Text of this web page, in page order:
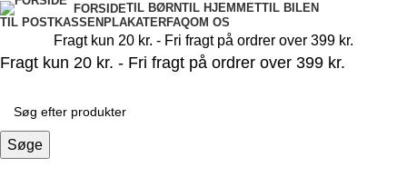
FORSIDETIL BØRNTIL HJEMMETTIL BILEN
TIL POSTKASSEN PLAKATERFAQOM OS
Fragt kun 20 kr. - Fri fragt på ordrer over 399 kr.
Fragt kun 20 kr. - Fri fragt på ordrer over 399 kr.
Søge